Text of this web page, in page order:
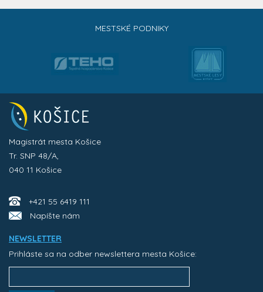
MESTSKÉ PODNIKY
Magistrát mesta Košice
Tr. SNP 48/A,
040 11 Košice
+421 55 6419 111
Napíšte nám
NEWSLETTER
Prihláste sa na odber newslettera mesta Košice: